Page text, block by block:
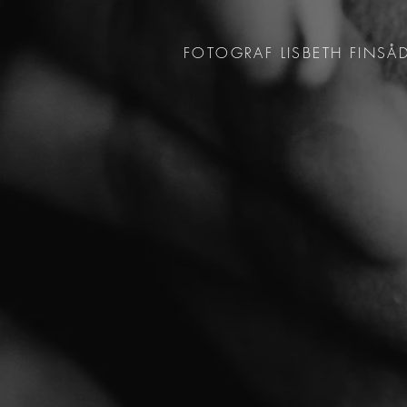
FOTOGRAF LISBETH